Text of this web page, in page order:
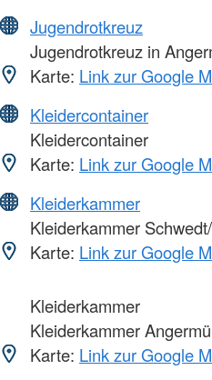
Jugendrotkreuz
Jugendrotkreuz in
Karte: Link zur Google
Kleidercontainer
Kleidercontainer
Karte: Link zur Google
Kleiderkammer
Kleiderkammer
Karte: Link zur Google
Kleiderkammer
Kleiderkammer
Karte: Link zur Google